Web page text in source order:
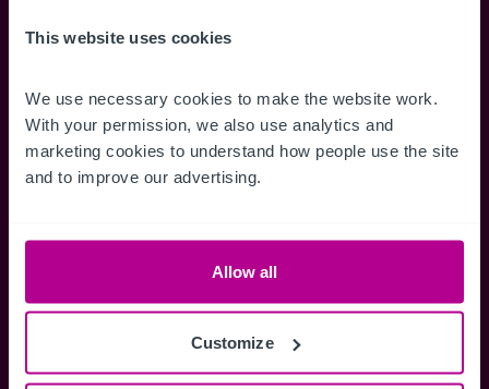
This website uses cookies
We use necessary cookies to make the website work.
With your permission, we also use analytics and
marketing cookies to understand how people use the site
and to improve our advertising.
Allow all
Customize
Accédez à des informations
de localisation, des plans d'étage,
des visites, des brochures et bien
plus encore.
Gérez la façon
des alertes.
Register Now
Connectez-vous maintenant